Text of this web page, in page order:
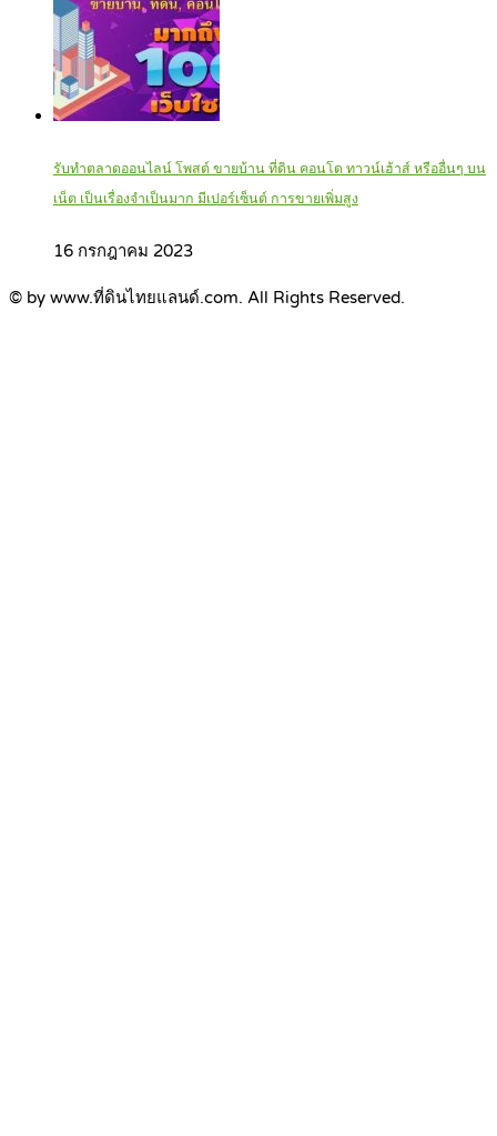
รับทำตลาดออนไลน์ โพสต์ ขายบ้าน ที่ดิน คอนโด ทาวน์เฮ้าส์ หรืออื่นๆ บน
เน็ต เป็นเรื่องจำเป็นมาก มีเปอร์เซ็นต์ การขายเพิ่มสูง
16 กรกฎาคม 2023
© by www.ที่ดินไทยแลนด์.com. All Rights Reserved.